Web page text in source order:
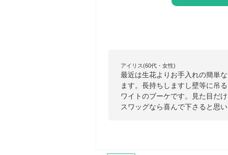
アイリス(60代・女性)
最近は生花よりお手入れの簡単
ます。長持ちしますし壁等に吊
ワイトのブーケです。見た目だ
スワッグなら喜んで下さると思